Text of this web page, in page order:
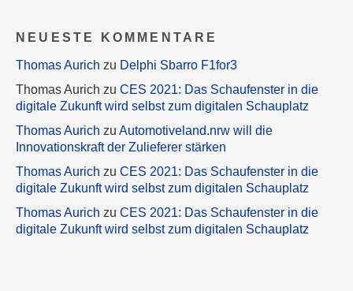
NEUESTE KOMMENTARE
Thomas Aurich zu Delphi Sbarro F1for3
Thomas Aurich zu CES 2021: Das Schaufenster in die
digitale Zukunft wird selbst zum digitalen Schauplatz
Thomas Aurich zu Automotiveland.nrw will die
Innovationskraft der Zulieferer stärken
Thomas Aurich zu CES 2021: Das Schaufenster in die
digitale Zukunft wird selbst zum digitalen Schauplatz
Thomas Aurich zu CES 2021: Das Schaufenster in die
digitale Zukunft wird selbst zum digitalen Schauplatz